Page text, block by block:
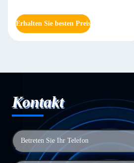
Erhalten Sie besten Preis
Kontakt